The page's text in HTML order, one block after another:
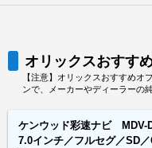
オリックスおすす
【注意】オリックスおすすめオ
ンで、メーカーやディーラーの
ケンウッド彩速ナビ MDV-
7.0インチ／フルセグ／SD